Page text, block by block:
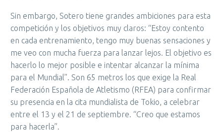
Sin embargo, Sotero tiene grandes ambiciones para esta
competición y los objetivos muy claros: “Estoy contento
en cada entrenamiento, tengo muy buenas sensaciones y
me veo con mucha fuerza para lanzar lejos. El objetivo es
hacerlo lo mejor posible e intentar alcanzar la mínima
para el Mundial”. Son 65 metros los que exige la Real
Federación Española de Atletismo (RFEA) para confirmar
su presencia en la cita mundialista de Tokio, a celebrar
entre el 13 y el 21 de septiembre. “Creo que estamos
para hacerla”.